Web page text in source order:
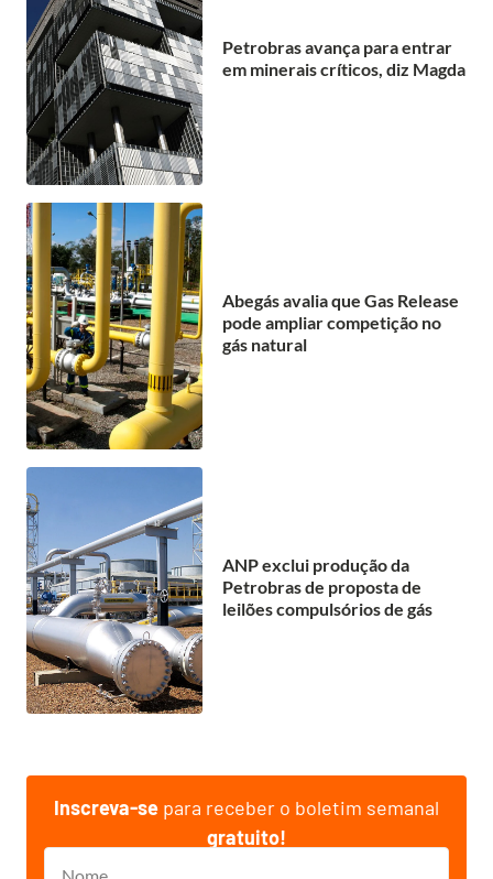
Petrobras avança para entrar
em minerais críticos, diz Magda
Abegás avalia que Gas Release
pode ampliar competição no
gás natural
ANP exclui produção da
Petrobras de proposta de
leilões compulsórios de gás
Inscreva-se para receber o boletim semanal
gratuito!